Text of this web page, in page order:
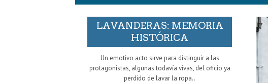
LAVANDERAS: MEMORIA
HISTÓRICA
Un emotivo acto sirve para distinguir a las
protagonistas, algunas todavía vivas, del oficio ya
perdido de lavar la ropa..